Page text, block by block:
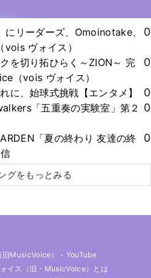
にリーダーズ、Omoinotake、
ヴォイス）
0
を切り拓ひらく～ZION～ 完
（vois ヴォイス）
0
に、始球式挑戦【エンタメ】
0
「五重奏の実験室」第２ 0
「夏の終わり 友達の終
0
グをもっとみる
MusicVoice） - YouTube
イス（旧・MusicVoice）とは